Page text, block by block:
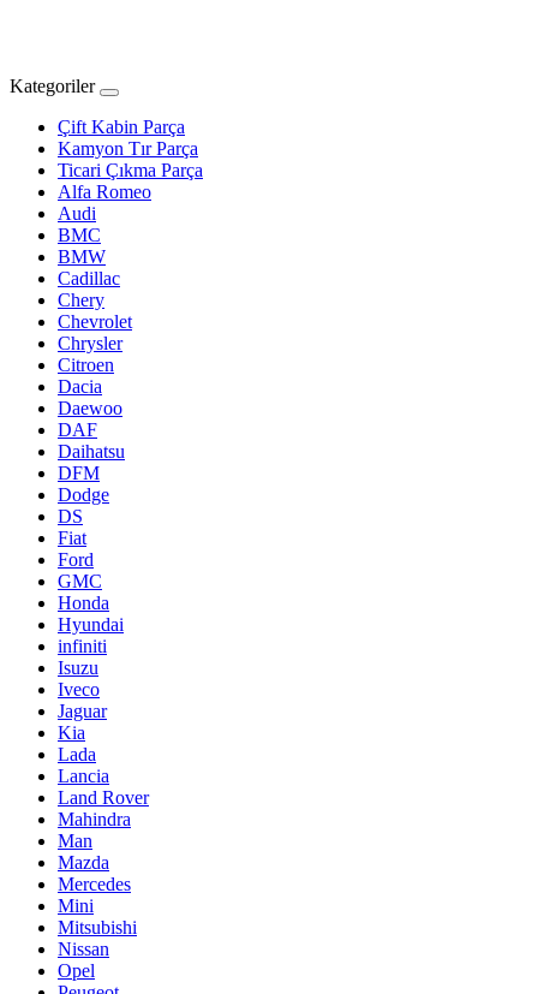
Kategoriler
Çift Kabin Parça
Kamyon Tır Parça
Ticari Çıkma Parça
Alfa Romeo
Audi
BMC
BMW
Cadillac
Chery
Chevrolet
Chrysler
Citroen
Dacia
Daewoo
DAF
Daihatsu
DFM
Dodge
DS
Fiat
Ford
GMC
Honda
Hyundai
infiniti
Isuzu
Iveco
Jaguar
Kia
Lada
Lancia
Land Rover
Mahindra
Man
Mazda
Mercedes
Mini
Mitsubishi
Nissan
Opel